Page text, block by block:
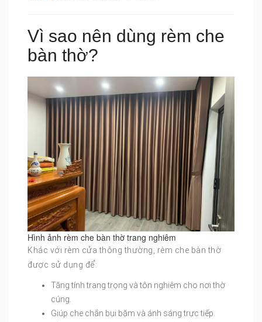
Vì sao nên dùng rèm che
bàn thờ?
Hình ảnh rèm che bàn thờ trang nghiêm
Khác với rèm cửa thông thường, rèm che bàn thờ
được sử dụng để:
Tăng tính trang trọng và tôn nghiêm cho nơi thờ
cúng.
Giúp che chắn bụi bặm và ánh sáng trực tiếp.